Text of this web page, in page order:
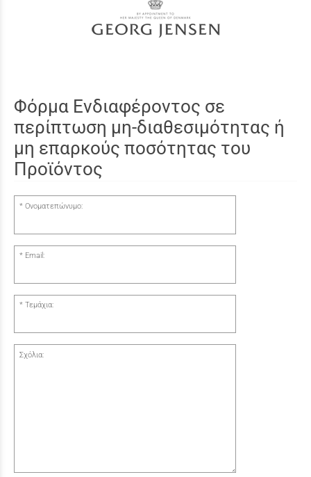
Φόρμα Ενδιαφέροντος σε
περίπτωση μη-διαθεσιμότητας ή
μη επαρκούς ποσότητας του
Προϊόντος
Ονοματεπώνυμο:
Email:
Τεμάχια:
Σχόλια: